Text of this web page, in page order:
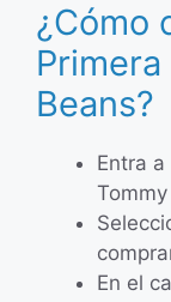
¿Cómo
Beans?
Entra
En el